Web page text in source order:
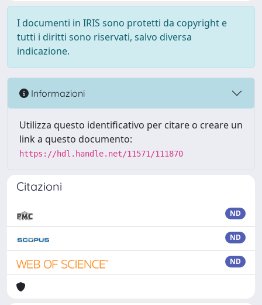
I documenti in IRIS sono protetti da copyright e
tutti i diritti sono riservati, salvo diversa
indicazione.
Informazioni
Utilizza questo identificativo per citare o creare un
link a questo documento:
https://hdl.handle.net/11571/111870
Citazioni
ND
ND
ND